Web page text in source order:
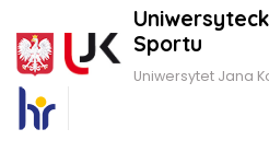
Sportu
Uniwersytet Jana